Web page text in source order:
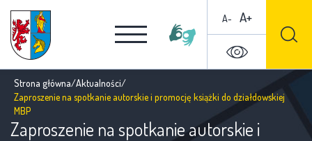
A- A+
Strona główna/Aktualności/
Zaproszenie na spotkanie autorskie i promocję książki do działdowskiej
MBP
Zaproszenie na spotkanie autorskie i